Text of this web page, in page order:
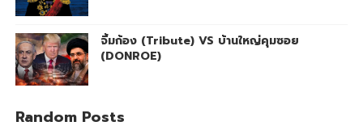
จิ้มก้อง (Tribute) VS บ้านใหญ่คุมซอย
(DONROE)
Random Posts